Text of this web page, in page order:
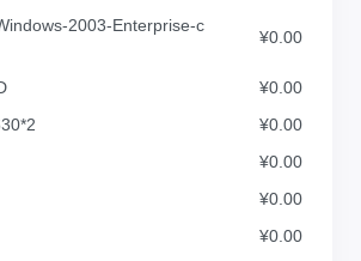
2003-Enterprise-c
¥0.00
¥0.00
¥0.00
¥0.00
¥0.00
¥0.00